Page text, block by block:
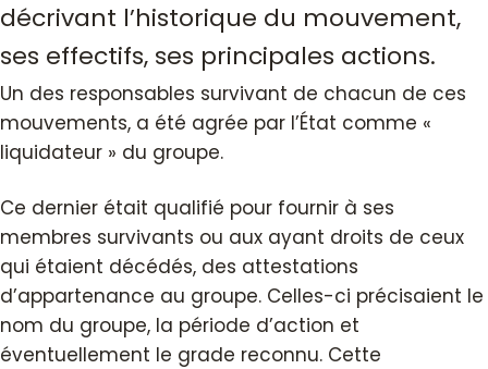
décrivant l’historique du mouvement,
ses effectifs, ses principales actions.
Un des responsables survivant de chacun de ces
mouvements, a été agrée par l’État comme «
liquidateur » du groupe.
Ce dernier était qualifié pour fournir à ses
membres survivants ou aux ayant droits de ceux
qui étaient décédés, des attestations
d’appartenance au groupe. Celles-ci précisaient le
nom du groupe, la période d’action et
éventuellement le grade reconnu. Cette